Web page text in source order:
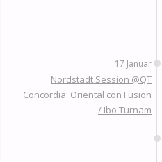
17 Januar
Nordstadt Session @QT
Concordia: Oriental con Fusion
/ Ibo Turnam